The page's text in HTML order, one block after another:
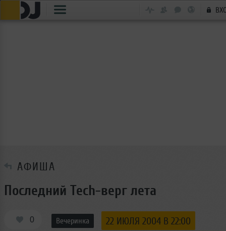
АФИША
Последний Tech-верг лета
0 Вечеринка 22 ИЮЛЯ 2004 В 22:00